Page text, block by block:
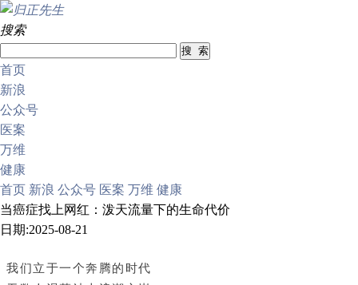
搜索
首页
新浪
公众号
医案
万维
健康
首页 新浪 公众号 医案 万维 健康
当癌症找上网红：泼天流量下的生命代价
日期:2025-08-21
我们立于一个奔腾的时代